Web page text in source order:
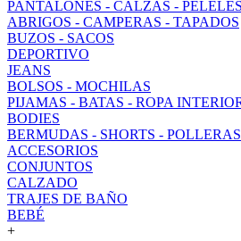
PANTALONES - CALZAS - PELELES
ABRIGOS - CAMPERAS - TAPADOS
BUZOS - SACOS
DEPORTIVO
JEANS
BOLSOS - MOCHILAS
PIJAMAS - BATAS - ROPA
BODIES
BERMUDAS - SHORTS - POLLERAS
ACCESORIOS
CONJUNTOS
CALZADO
TRAJES DE BAÑO
BEBÉ
+